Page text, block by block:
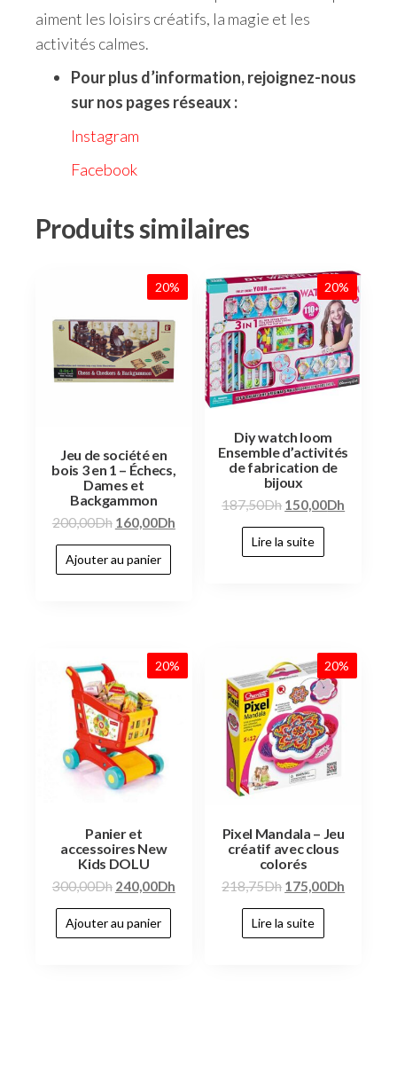
aiment les loisirs créatifs, la magie et les
activités calmes.
Pour plus d’information, rejoignez-nous
sur nos pages réseaux :
Instagram
Facebook
Produits similaires
20%
Jeu de société en
bois 3 en 1 – Échecs,
Dames et
Backgammon
200,00Dh 160,00Dh
Ajouter au panier
20%
Diy watch loom
Ensemble d’activités
de fabrication de
bijoux
187,50Dh 150,00Dh
Lire la suite
20%
Panier et
accessoires New
Kids DOLU
300,00Dh 240,00Dh
Ajouter au panier
20%
Pixel Mandala – Jeu
créatif avec clous
colorés
218,75Dh 175,00Dh
Lire la suite